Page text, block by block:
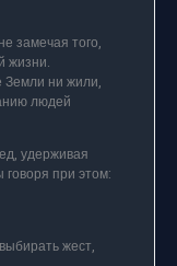
замечая того,
жизни.
Земли ни жили,
людей
удерживая
говоря при этом:
жест,